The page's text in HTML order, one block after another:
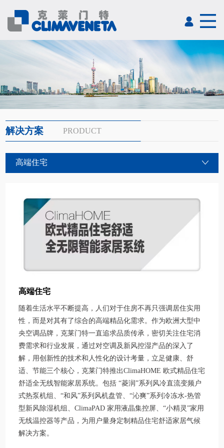
解决方案 PRODUCT
高端住宅
高端住宅
随着生活水平不断提高，人们对于住房不再只强调居住实用
性，而是对其有了综合的高端精品化需求。作为欧洲大型中
央空调品牌，克莱门特一直追求品质传承，密切关注住宅消
费需求和行业发展，通过对空调及新风控湿产品的深入了
解，用创新性的技术和人性化的设计考量，立足健康、舒
适、节能三个核心，克莱门特推出ClimaHOME 欧式精品住宅
舒适全无线智能家居系统。包括 “菱润”系列风冷直流变频户
式热泵机组、“和风”系列风机盘管、“沁爽”系列冷冻水-热管
型新风除湿机组、ClimaPAD 家用液晶集控屏、“小精灵”家用
无线温控器等产品，为用户量身定制精品住宅舒适家居气候
解决方案。